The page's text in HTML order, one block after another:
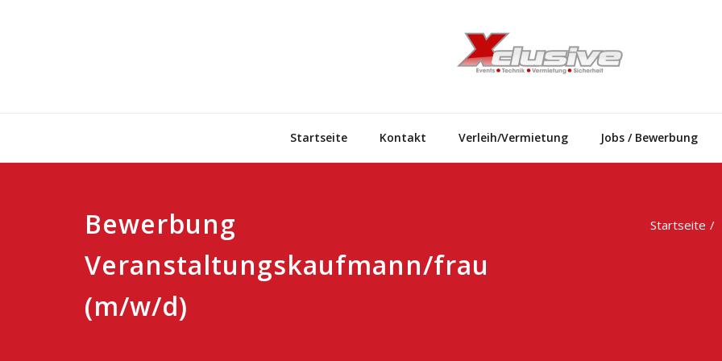
Startseite Kontakt Verleih/Vermietung Jobs / Bewerbung
Bewerbung
Veranstaltungskaufmann/frau
(m/w/d)
Startseite